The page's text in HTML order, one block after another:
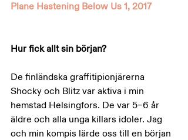
Plane Hastening Below Us 1, 2017
Hur fick allt sin början?
De finländska graffitipionjärerna
Shocky och Blitz var aktiva i min
hemstad Helsingfors. De var 5–6 år
äldre och alla unga killars idoler. Jag
och min kompis lärde oss till en början